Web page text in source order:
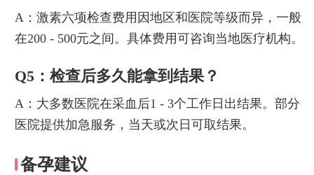
A：激素六项检查费用因地区和医院等级而异，一般
在200 - 500元之间。具体费用可咨询当地医疗机构。
Q5：检查后多久能拿到结果？
A：大多数医院在采血后1 - 3个工作日出结果。部分
医院提供加急服务，当天或次日可取结果。
备孕建议